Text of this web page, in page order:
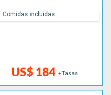
US$ 184 +Tasas
Comidas incluidas